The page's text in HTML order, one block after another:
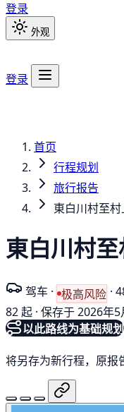
登录
外观
登录
首页
行程规划
旅行报告
東白川村至
東白川村
驾车 · 极高风险 ·
82 起 · 保存于 2026年5
以此路线为基础规划
将另存为新行程，原报